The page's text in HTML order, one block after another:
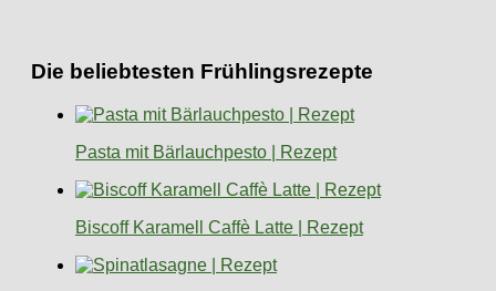
Die beliebtesten Frühlingsrezepte
Pasta mit Bärlauchpesto | Rezept
Biscoff Karamell Caffè Latte | Rezept